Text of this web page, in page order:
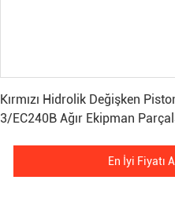
Kırmızı Hidrolik Değişken
3/EC240B Ağır Ekipman
En İyi Fiyatı